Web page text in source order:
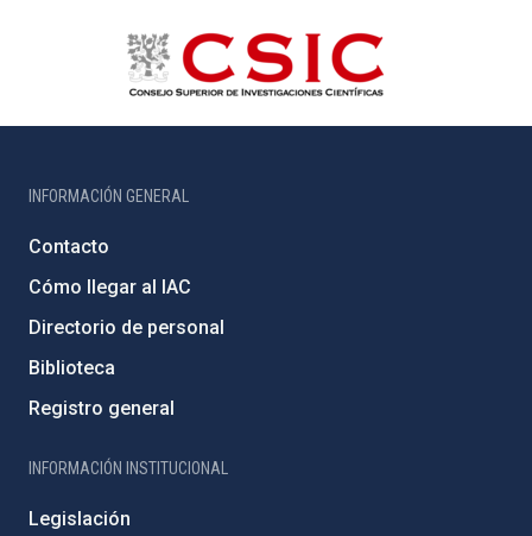
INFORMACIÓN GENERAL
Contacto
Cómo llegar al IAC
Directorio de personal
Biblioteca
Registro general
INFORMACIÓN INSTITUCIONAL
Legislación